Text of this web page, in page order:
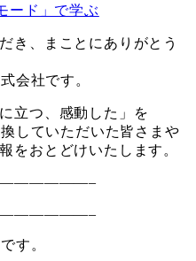
ード」で学ぶ
き、まことにありがとう
会社です。
立つ、感動した」を
していただいた皆さまや
をおとどけいたします。
す。